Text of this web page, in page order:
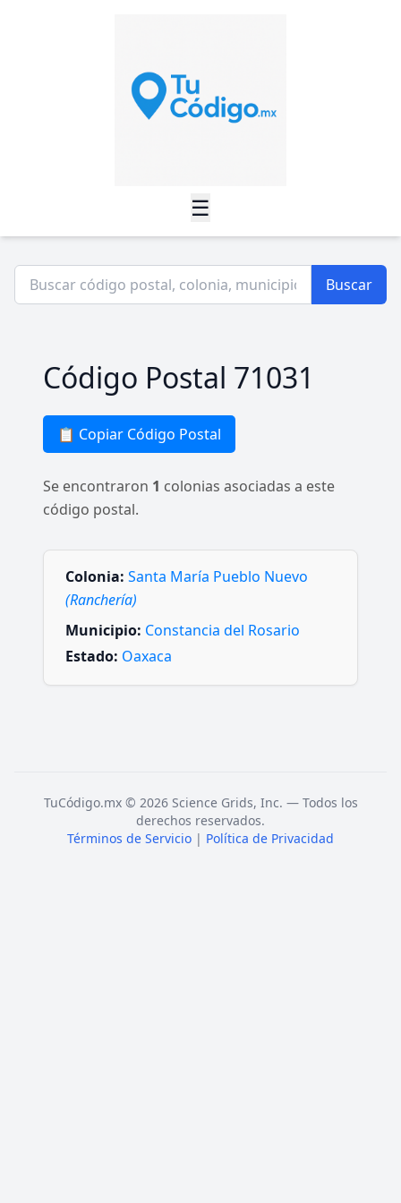
☰
Buscar
Código Postal 71031
📋 Copiar Código Postal
Se encontraron 1 colonias asociadas a este
código postal.
Colonia: Santa María Pueblo Nuevo
(Ranchería)
Municipio: Constancia del Rosario
Estado: Oaxaca
TuCódigo.mx © 2026 Science Grids, Inc. — Todos los
derechos reservados.
Términos de Servicio | Política de Privacidad